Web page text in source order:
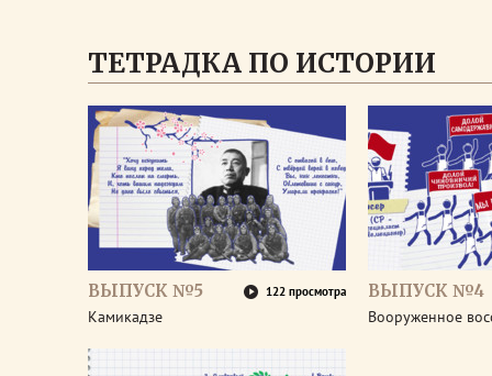
ТЕТРАДКА ПО ИСТОРИИ
ВЫПУСК №5 122 просмотра
Камикадзе
ВЫПУСК №4
Вооруженное